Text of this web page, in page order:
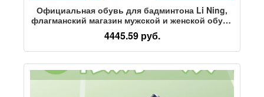
Официальная обувь для бадминтона Li Ning,
флагманский магазин мужской и женской обуви
для бадминтона, официальная аутентичная
нескользящая амортизирующая обувь для
соревнований и тренировок, теннисные туфли
4445.59 руб.